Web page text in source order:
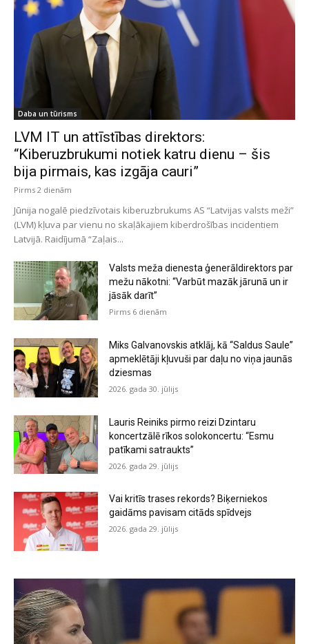
Daba un tūrisms
LVM IT un attīstības direktors:
“Kiberuzbrukumi notiek katru dienu – šis
bija pirmais, kas izgāja cauri”
Pirms 2 dienām
Jūnija nogalē piedzīvotais kiberuzbrukums AS “Latvijas valsts meži”
(LVM) kļuva par vienu no skaļākajiem kiberdrošības incidentiem
Latvijā. Raidījumā “Zaļais...
Valsts meža dienesta ģenerāldirektors par
mežu nākotni: “Varbūt mazāk jārunā un ir
jāsāk darīt”
Pirms 6 dienām
Miks Galvanovskis atklāj, kā “Saldus Saule”
apmeklētāji kļuvuši par daļu no viņa jaunās
dziesmas
2026. gada 30. jūlijs
Lauris Reiniks pirmo reizi Dzintaru
koncertzālē rīkos solokoncertu: “Esmu
patīkami satraukts”
2026. gada 29. jūlijs
Vai kritīs trases rekords? Biķerniekos
gaidāms pavisam citāds spīdvejs
2026. gada 29. jūlijs